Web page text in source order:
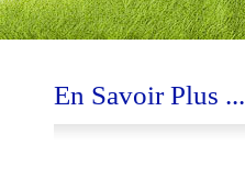
En Savoir Plus ...